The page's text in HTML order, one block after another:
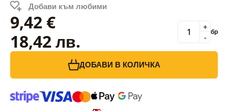
Добави към любими
9,42 €
18,42 лв.
-
+ бр
ДОБАВИ В КОЛИЧКА